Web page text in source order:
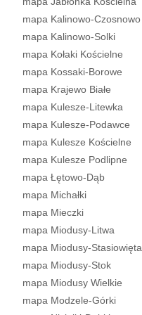
mapa Kalinowo-Czosnowo
mapa Kalinowo-Solki
mapa Kołaki Kościelne
mapa Kossaki-Borowe
mapa Krajewo Białe
mapa Kulesze-Litewka
mapa Kulesze-Podawce
mapa Kulesze Kościelne
mapa Kulesze Podlipne
mapa Łętowo-Dąb
mapa Michałki
mapa Mieczki
mapa Miodusy-Litwa
mapa Miodusy-Stasiowięta
mapa Miodusy-Stok
mapa Miodusy Wielkie
mapa Modzele-Górki